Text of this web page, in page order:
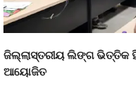
ଜିଲ୍ଲାସ୍ତରୀୟ ଲିଙ୍ଗ ଭିତ୍ତିକ
ଆୟୋଜିତ